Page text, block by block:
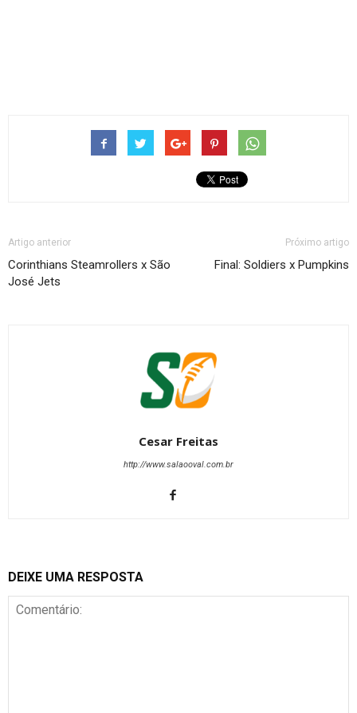
Artigo anterior
Corinthians Steamrollers x São
José Jets
Próximo artigo
Final: Soldiers x Pumpkins
Cesar Freitas
http://www.salaooval.com.br
DEIXE UMA RESPOSTA